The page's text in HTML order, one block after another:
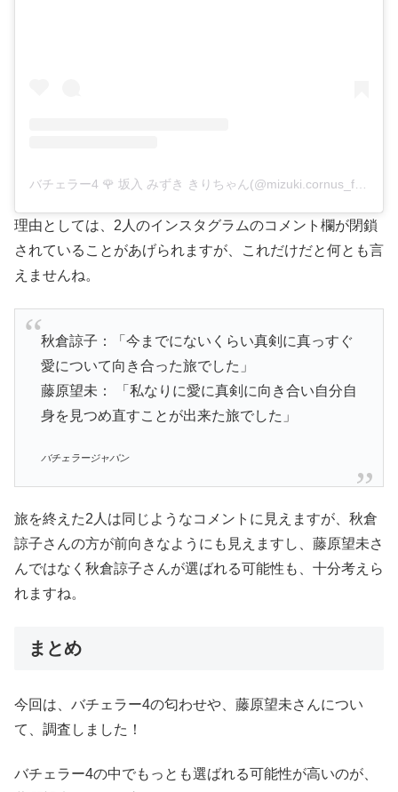
バチェラー4 🌹 坂入 みずき きりちゃん(@mizuki.cornus_florida)がシェアした投稿
理由としては、2人のインスタグラムのコメント欄が閉鎖
されていることがあげられますが、これだけだと何とも言
えませんね。
秋倉諒子：「今までにないくらい真剣に真っすぐ
愛について向き合った旅でした」
藤原望未： 「私なりに愛に真剣に向き合い自分自
身を見つめ直すことが出来た旅でした」
バチェラージャパン
旅を終えた2人は同じようなコメントに見えますが、秋倉
諒子さんの方が前向きなようにも見えますし、藤原望未さ
んではなく秋倉諒子さんが選ばれる可能性も、十分考えら
れますね。
まとめ
今回は、バチェラー4の匂わせや、藤原望未さんについ
て、調査しました！
バチェラー4の中でもっとも選ばれる可能性が高いのが、